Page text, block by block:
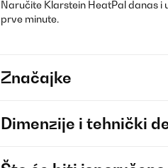
Naručite Klarstein HeatPal danas i
prve minute.
Značajke
Dimenzije i tehnički